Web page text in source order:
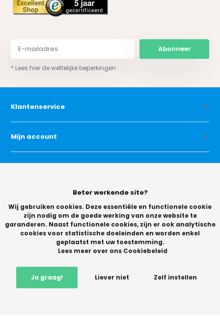
Abonneer
* Lees hier de wettelijke beperkingen
Klantenservice
Mijn account
Categorieën
Vikingchoice.nl - Scherpe prijzen! Ruime keuze9.2- Trusted
Beter werkende site?
Wij gebruiken cookies. Deze essentiële en functionele cookie
zijn nodig om de goede werking van onze website te
garanderen. Naast functionele cookies, zijn er ook analytische
cookies voor statistische doeleinden en worden enkel
geplaatst met uw toestemming.
Lees meer over ons Cookiebeleid
Ja graag! Liever niet Zelf instellen